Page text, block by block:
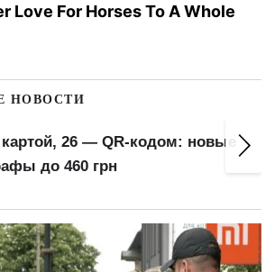
Love For Horses To A Whole
НОВОСТИ
картой, 26 — QR-кодом: новые
до 460 грн